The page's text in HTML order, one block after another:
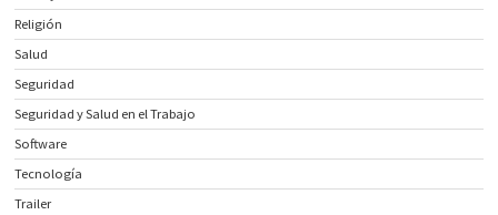
Religión
Salud
Seguridad
Seguridad y Salud en el Trabajo
Software
Tecnología
Trailer